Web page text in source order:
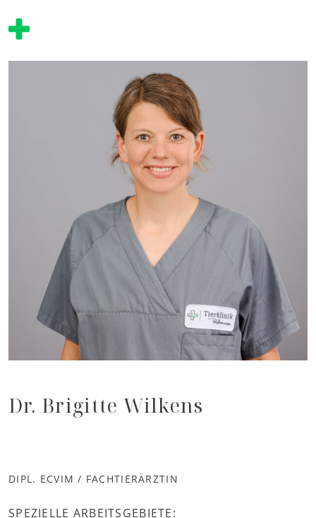
Dr. Brigitte Wilkens
DIPL. ECVIM / FACHTIERÄRZTIN
SPEZIELLE ARBEITSGEBIETE: